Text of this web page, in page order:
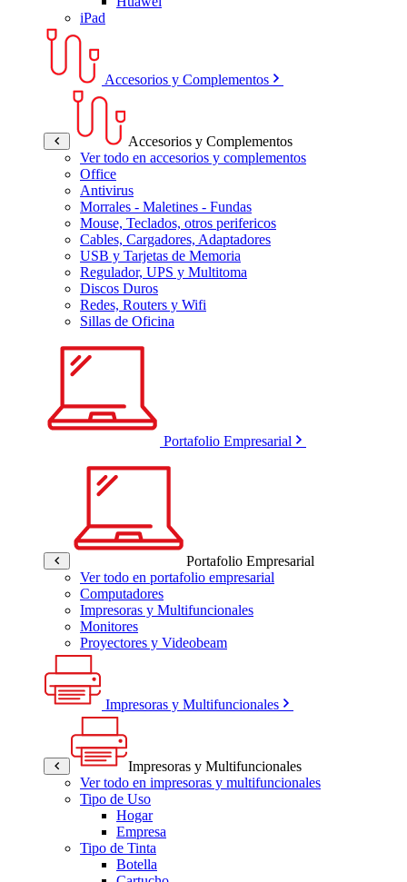
iPad
Accesorios y Complementos
Accesorios y Complementos
Ver todo en accesorios y complementos
Office
Antivirus
Morrales - Maletines - Fundas
Mouse, Teclados, otros perifericos
Cables, Cargadores, Adaptadores
USB y Tarjetas de Memoria
Regulador, UPS y Multitoma
Discos Duros
Redes, Routers y Wifi
Sillas de Oficina
Portafolio Empresarial
Portafolio Empresarial
Ver todo en portafolio empresarial
Computadores
Impresoras y Multifuncionales
Monitores
Proyectores y Videobeam
Impresoras y Multifuncionales
Impresoras y Multifuncionales
Ver todo en impresoras y multifuncionales
Tipo de Uso
Hogar
Empresa
Tipo de Tinta
Botella